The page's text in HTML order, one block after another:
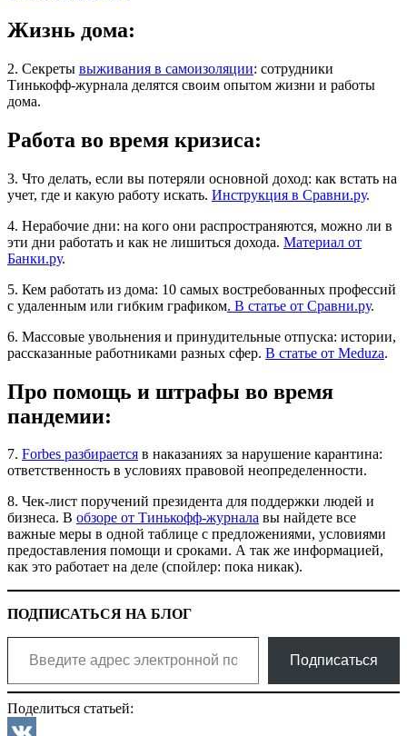
Жизнь дома:
2. Секреты выживания в самоизоляции: сотрудники
Тинькофф-журнала делятся своим опытом жизни и работы
дома.
Работа во время кризиса:
3. Что делать, если вы потеряли основной доход: как встать на
учет, где и какую работу искать. Инструкция в Сравни.ру.
4. Нерабочие дни: на кого они распространяются, можно ли в
эти дни работать и как не лишиться дохода. Материал от
Банки.ру.
5. Кем работать из дома: 10 самых востребованных профессий
с удаленным или гибким графиком. В статье от Сравни.ру.
6. Массовые увольнения и принудительные отпуска: истории,
рассказанные работниками разных сфер. В статье от Meduza.
Про помощь и штрафы во время
пандемии:
7. Forbes разбирается в наказаниях за нарушение карантина:
ответственность в условиях правовой неопределенности.
8. Чек-лист поручений президента для поддержки людей и
бизнеса. В обзоре от Тинькофф-журнала вы найдете все
важные меры в одной таблице с предложениями, условиями
предоставления помощи и сроками. А так же информацией,
как это работает на деле (спойлер: пока никак).
ПОДПИСАТЬСЯ НА БЛОГ
Введите адрес электронной почты…
Подписаться
Поделиться статьей: